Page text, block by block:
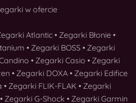
w ofercie
Atlantic• Zegarki Błonie•
• Zegarki BOSS • Zegarki
• Zegarki Casio • Zegarki
• Zegarki DOXA• Zegarki Edifice
• Zegarki FLIK-FLAK • Zegarki
• Zegarki G-Shock • Zegarki Garmin